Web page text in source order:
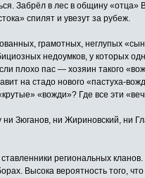
Забрёл в лес в общину «отца»
спилят и увезут за рубеж.
грамотных, неглупых
недоумков, у которых
плохо пас — хозяин такого
на стадо нового «пастуха-
«вожди»? Где все эти
Зюганов, ни Жириновский, ни
региональных
Высока вероятность того,